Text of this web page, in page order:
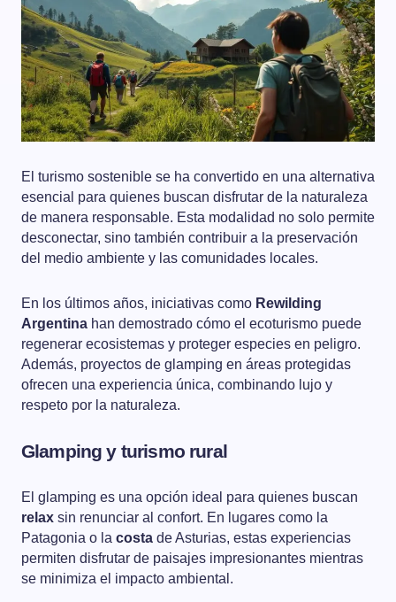
El turismo sostenible se ha convertido en una alternativa
esencial para quienes buscan disfrutar de la naturaleza
de manera responsable. Esta modalidad no solo permite
desconectar, sino también contribuir a la preservación
del medio ambiente y las comunidades locales.
En los últimos años, iniciativas como Rewilding
Argentina han demostrado cómo el ecoturismo puede
regenerar ecosistemas y proteger especies en peligro.
Además, proyectos de glamping en áreas protegidas
ofrecen una experiencia única, combinando lujo y
respeto por la naturaleza.
Glamping y turismo rural
El glamping es una opción ideal para quienes buscan
relax sin renunciar al confort. En lugares como la
Patagonia o la costa de Asturias, estas experiencias
permiten disfrutar de paisajes impresionantes mientras
se minimiza el impacto ambiental.